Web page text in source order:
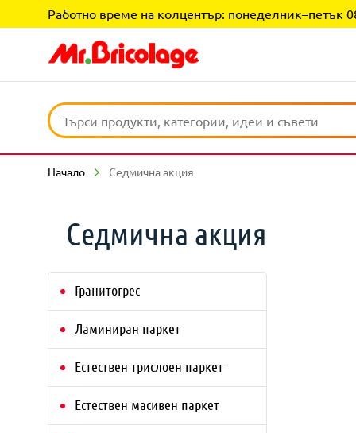
Работно време на колцентър: понеделник–петък
Начало Седмична акция
Седмична акция
Гранитогрес
Ламиниран паркет
Естествен трислоен паркет
Естествен масивен паркет